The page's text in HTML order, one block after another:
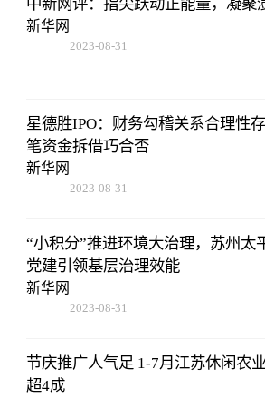
新华网
2023-08-31
星德胜IPO：财务勾稽关系合理性
笔资金拆借巧合否
新华网
2023-08-31
“小积分”推进环境大治理，苏州太
党建引领基层治理效能
新华网
2023-08-31
节庆推广人气足 1-7月江苏休闲农
超4成